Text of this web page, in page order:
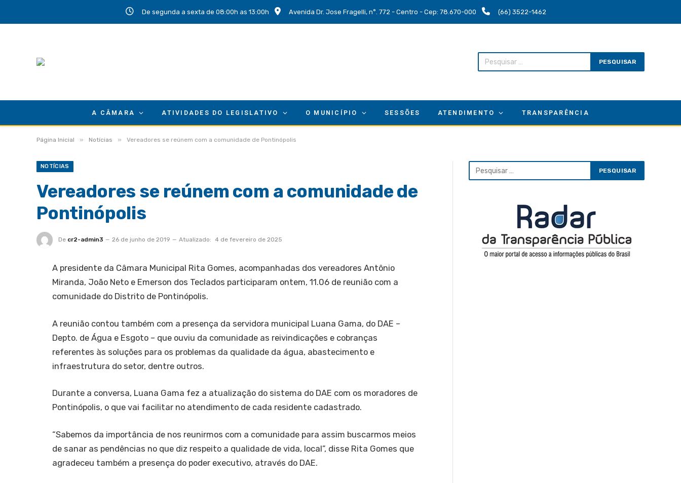
De segunda a sexta de 08:00h as 13:00h Avenida Dr. Jose Fragelli, n°. 772 - Centro - Cep: 78.670-000 (66) 3522-1462
A CÂMARA ATIVIDADES DO LEGISLATIVO O MUNICÍPIO SESSÕES ATENDIMENTO TRANSPARÊNCIA
Página Inicial » Notícias » Vereadores se reúnem com a comunidade de Pontinópolis
NOTÍCIAS
Vereadores se reúnem com a comunidade de
Pontinópolis
De cr2-admin3 26 de junho de 2019 Atualizado: 4 de fevereiro de 2025
A presidente da Câmara Municipal Rita Gomes, acompanhadas dos vereadores Antônio
Miranda, João Neto e Emerson dos Teclados participaram ontem, 11.06 de reunião com a
comunidade do Distrito de Pontinópolis.
A reunião contou também com a presença da servidora municipal Luana Gama, do DAE –
Depto. de Água e Esgoto – que ouviu da comunidade as reivindicações e cobranças
referentes às soluções para os problemas da qualidade da água, abastecimento e
infraestrutura do setor, dentre outros.
Durante a conversa, Luana Gama fez a atualização do sistema do DAE com os moradores de
Pontinópolis, o que vai facilitar no atendimento de cada residente cadastrado.
“Sabemos da importância de nos reunirmos com a comunidade para assim buscarmos meios
de sanar as pendências no que diz respeito a qualidade de vida, local”, disse Rita Gomes que
agradeceu também a presença do poder executivo, através do DAE.